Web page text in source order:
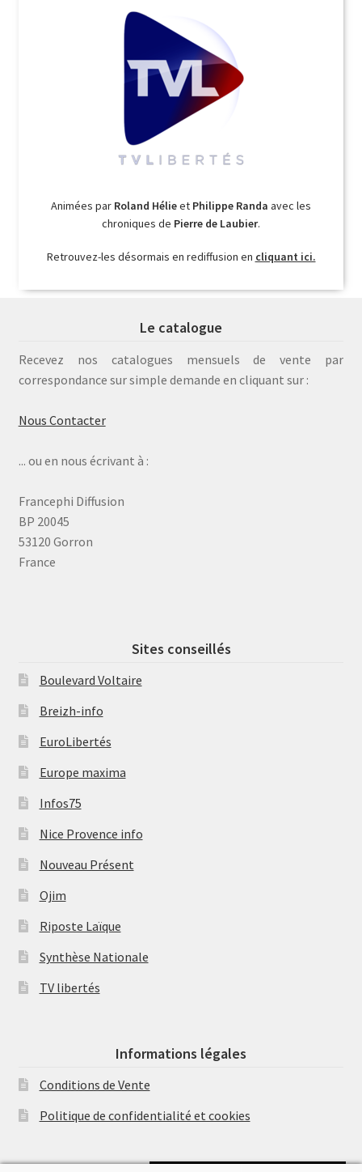
Animées par Roland Hélieet Philippe Randa avec les
chroniques de Pierre de Laubier.
Retrouvez-les désormais en rediffusion en cliquant ici.
Le catalogue
Recevez nos catalogues mensuels de vente par
correspondance sur simple demande en cliquant sur :
Nous Contacter
... ou en nous écrivant à :
Francephi Diffusion
BP 20045
53120 Gorron
France
Sites conseillés
Boulevard Voltaire
Breizh-info
EuroLibertés
Europe maxima
Infos75
Nice Provence info
Nouveau Présent
Ojim
Riposte Laïque
Synthèse Nationale
TV libertés
Informations légales
Conditions de Vente
Politique de confidentialité et cookies